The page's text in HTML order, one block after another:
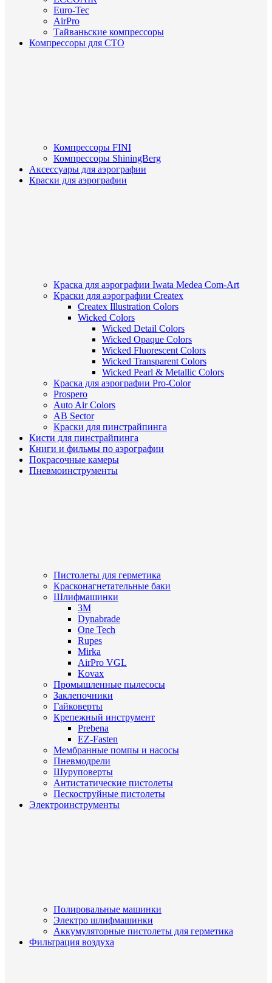
Euro-Tec
AirPro
Тайваньские компрессоры
Компрессоры для СТО
Компрессоры FINI
Компрессоры ShiningBerg
Аксессуары для аэрографии
Краски для аэрографии
Краска для аэрографии Iwata Medea Com-Art
Краски для аэрографии Createx
Createx Illustration Colors
Wicked Colors
Wicked Detail Colors
Wicked Opaque Colors
Wicked Fluorescent Colors
Wicked Transparent Colors
Wicked Pearl & Metallic Colors
Краска для аэрографии Pro-Color
Prospero
Auto Air Colors
AB Sector
Краски для пинстрайпинга
Кисти для пинстрайпинга
Книги и фильмы по аэрографии
Покрасочные камеры
Пневмоинструменты
Пистолеты для герметика
Красконагнетательные баки
Шлифмашинки
3M
Dynabrade
One Tech
Rupes
Mirka
AirPro VGL
Kovax
Промышленные пылесосы
Заклепочники
Гайковерты
Крепежный инструмент
Prebena
EZ-Fasten
Мембранные помпы и насосы
Пневмодрели
Шуруповерты
Антистатические пистолеты
Пескоструйные пистолеты
Электроинструменты
Полировальные машинки
Электро шлифмашинки
Аккумуляторные пистолеты для герметика
Фильтрация воздуха